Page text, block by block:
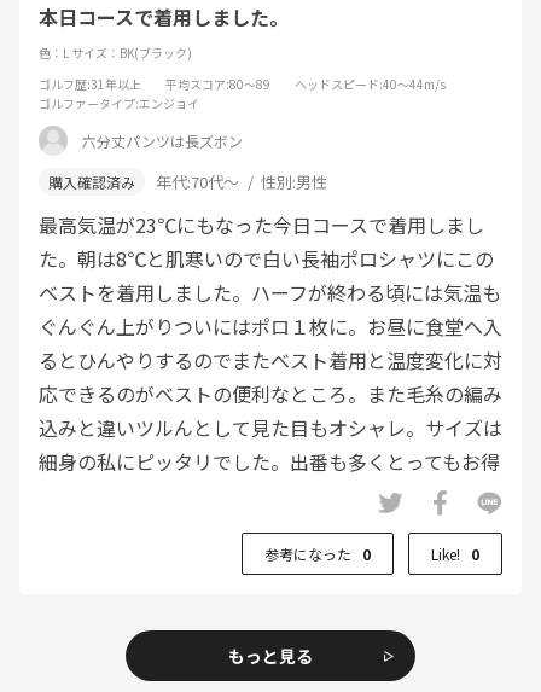
本日コースで着用しました。
色：L サイズ：BK(ブラック)
ゴルフ歴:31年以上 平均スコア:80～89 ヘッドスピード:40～44m/s
ゴルファータイプ:エンジョイ
六分丈パンツは長ズボン
年代:70代～ 性別:男性
最高気温が23℃にもなった今日コースで着用しまし
た。朝は8℃と肌寒いので白い長袖ポロシャツにこの
ベストを着用しました。ハーフが終わる頃には気温も
ぐんぐん上がりついにはポロ１枚に。お昼に食堂へ入
るとひんやりするのでまたベスト着用と温度変化に対
応できるのがベストの便利なところ。また毛糸の編み
込みと違いツルんとして見た目もオシャレ。サイズは
細身の私にピッタリでした。出番も多くとってもお得
参考になった 0 Like! 0
もっと見る